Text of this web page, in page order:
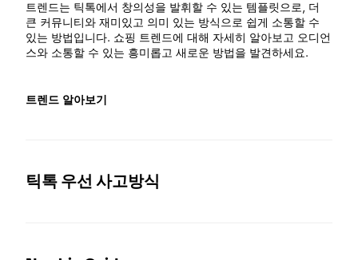
트렌드는 틱톡에서 창의성을 발휘할 수 있는 템플릿으로, 더
큰 커뮤니티와 재미있고 의미 있는 방식으로 쉽게 소통할 수
있는 방법입니다. 쇼핑 트렌드에 대해 자세히 알아보고 오디언
스와 소통할 수 있는 흥미롭고 새로운 방법을 발견하세요.
트렌드 알아보기
틱톡 우선 사고방식